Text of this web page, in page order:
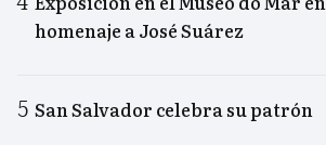
homenaje a José Suárez
San Salvador celebra su patrón